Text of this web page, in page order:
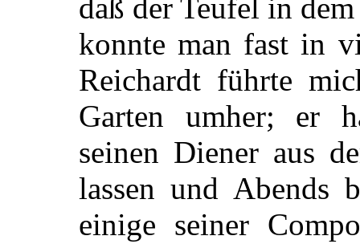
daß der Teufel in
konnte man fast in
Reichardt führte
Garten umher; er
seinen Diener aus
lassen und Abends
einige seiner